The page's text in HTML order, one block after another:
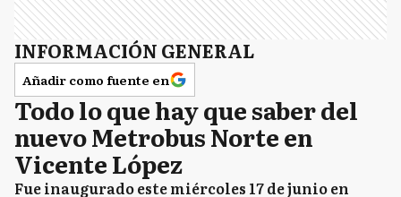
INFORMACIÓN GENERAL
Añadir como fuente en
Todo lo que hay que saber del
nuevo Metrobus Norte en
Vicente López
Fue inaugurado este miércoles 17 de junio en